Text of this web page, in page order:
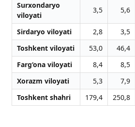
Surxondaryo
viloyati
3,5 5,6
Sirdaryo viloyati 2,8 3,5
Toshkent viloyati
53,0 46,4
Farg‘ona viloyati
8,4 8,5
Xorazm viloyati
5,3 7,9
Toshkent shahri
179,4 250,8